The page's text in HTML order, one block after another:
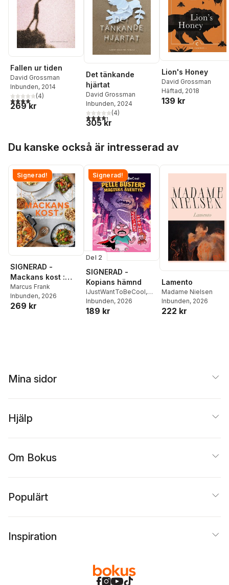
Fallen ur tiden
David Grossman
Inbunden, 2014
4,0utav 5 stjärnor. Totalt antal röster:
(4)
269 kr
Det tänkande
hjärtat
David Grossman
Inbunden, 2024
4,3utav 5 stjärnor. Totalt antal röster:
(4)
305 kr
Lion's Honey
David Grossman
Häftad, 2018
139 kr
Du kanske också är intresserad av
Signerad!
SIGNERAD -
Mackans kost :
Middagar och
matlådor
Marcus Frank
Inbunden, 2026
269 kr
Signerad!
Del 2
SIGNERAD -
Kopians hämnd
IJustWantToBeCool,
Joel Adolphson
Ejdemo Beer
Inbunden, 2026
189 kr
Lamento
Madame Nielsen
Inbunden, 2026
222 kr
Mina sidor
Hjälp
Om Bokus
Populärt
Inspiration